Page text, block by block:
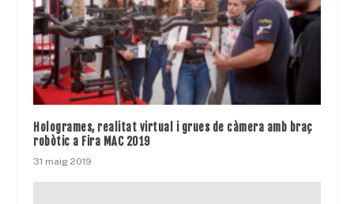
Hologrames, realitat virtual i grues de càmera amb braç
robòtic a Fira MAC 2019
31 maig 2019